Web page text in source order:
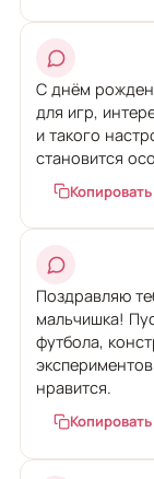
С днём
для игр,
и такого
становится
Копировать
Поздравляю
мальчишка!
футбола,
нравится.
Копировать